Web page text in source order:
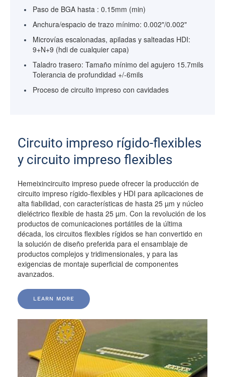
Paso de BGA hasta : 0.15mm (min)
Anchura/espacio de trazo mínimo: 0.002"/0.002"
Microvías escalonadas, apiladas y salteadas HDI:
9+N+9 (hdi de cualquier capa)
Taladro trasero: Tamaño mínimo del agujero 15.7mils
Tolerancia de profundidad +/-6mils
Proceso de circuito impreso con cavidades
Circuito impreso rígido-flexibles
y circuito impreso flexibles
Hemeixincircuito impreso puede ofrecer la producción de
circuito impreso rígido-flexibles y HDI para aplicaciones de
alta fiabilidad, con características de hasta 25 µm y núcleo
dieléctrico flexible de hasta 25 µm. Con la revolución de los
productos de comunicaciones portátiles de la última
década, los circuitos flexibles rígidos se han convertido en
la solución de diseño preferida para el ensamblaje de
productos complejos y tridimensionales, y para las
exigencias de montaje superficial de componentes
avanzados.
LEARN MORE